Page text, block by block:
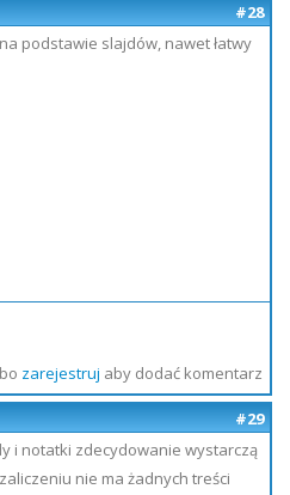
#28
podstawie slajdów, nawet łatwy
zarejestruj aby dodać komentarz
#29
i notatki zdecydowanie wystarczą
nie ma żadnych treści